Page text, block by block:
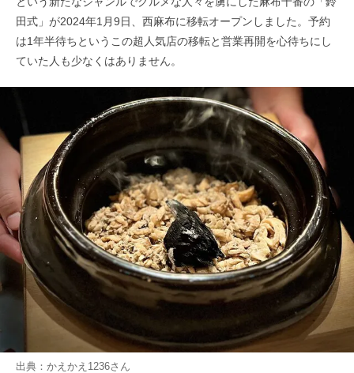
田式」が2024年1月9日、西麻布に移転オープンしました。予約
は1年半待ちというこの超人気店の移転と営業再開を心待ちにし
ていた人も少なくはありません。
出典： かえかえ1236さん